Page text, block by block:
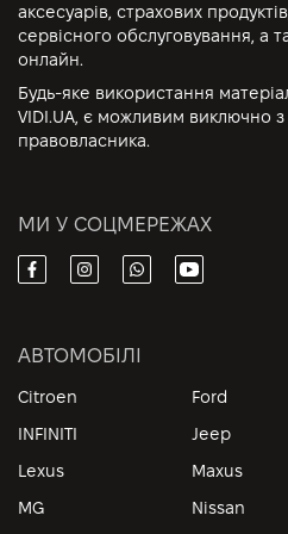
аксесуарів, страхових
сервісного обслуговування, а
онлайн.
Будь-яке використання
VIDI.UA, є можливим виключно
правовласника.
МИ У СОЦМЕРЕЖАХ
АВТОМОБІЛІ
Citroen Ford
INFINITI
Jeep
Lexus
Maxus
MG
Nissan